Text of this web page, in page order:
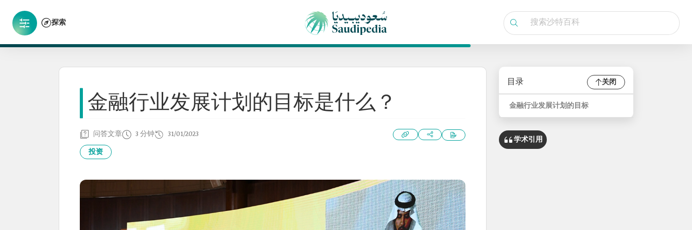
探索
金融行业发展计划的目标是什么？
问答文章 3 分钟 31/01/2023
投资
目录 关闭
金融行业发展计划的目标
学术引用